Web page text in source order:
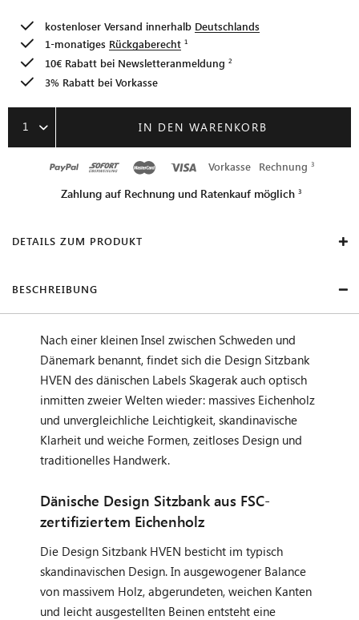
kostenloser Versand innerhalb Deutschlands
1-monatiges Rückgaberecht
10€ Rabatt bei Newsletteranmeldung
3% Rabatt bei Vorkasse
1 IN DEN WARENKORB
Vorkasse Rechnung
Zahlung auf Rechnung und Ratenkauf möglich
DETAILS ZUM PRODUKT
BESCHREIBUNG
Nach einer kleinen Insel zwischen Schweden und
Dänemark benannt, findet sich die Design Sitzbank
HVEN des dänischen Labels Skagerak auch optisch
inmitten zweier Welten wieder: massives Eichenholz
und unvergleichliche Leichtigkeit, skandinavische
Klarheit und weiche Formen, zeitloses Design und
traditionelles Handwerk.
Dänische Design Sitzbank aus FSC-
zertifiziertem Eichenholz
Die Design Sitzbank HVEN besticht im typisch
skandinavischen Design. In ausgewogener Balance
von massivem Holz, abgerundeten, weichen Kanten
und leicht ausgestellten Beinen entsteht eine